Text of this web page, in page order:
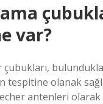
var?
çubukları,
tespitine olanak
antenleri olarak